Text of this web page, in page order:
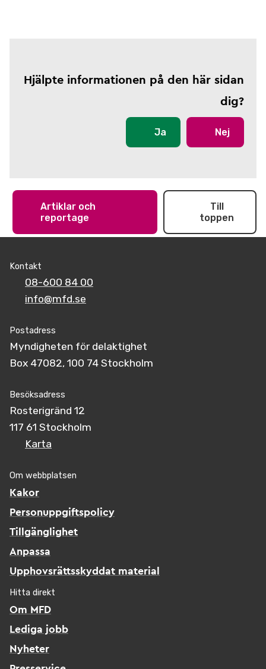
Hjälpte informationen på den här sidan
dig?
Ja Nej
Artiklar och
reportage
Till
toppen
Kontakt
08-600 84 00
info@mfd.se
Postadress
Myndigheten för delaktighet
Box 47082, 100 74 Stockholm
Besöksadress
Rosterigränd 12
117 61 Stockholm
Karta
Om webbplatsen
Kakor
Personuppgiftspolicy
Tillgänglighet
Anpassa
Upphovsrättsskyddat material
Hitta direkt
Om MFD
Lediga jobb
Nyheter